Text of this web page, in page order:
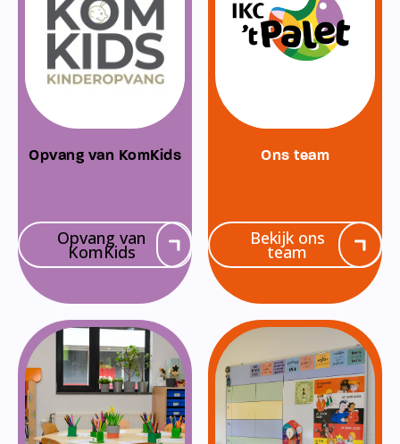
Opvang van KomKids
Opvang van
KomKids
Ons team
Bekijk ons
team